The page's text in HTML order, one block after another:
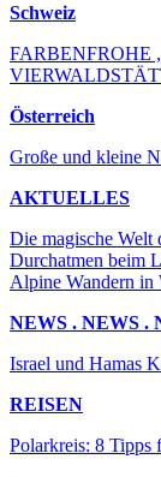
Schweiz
FARBENFROHE
Österreich
Große und kleine
AKTUELLES
Die magische Welt
Durchatmen beim
Alpine Wandern in
NEWS . NEWS .
Israel und Hamas
REISEN
Polarkreis: 8 Tipps